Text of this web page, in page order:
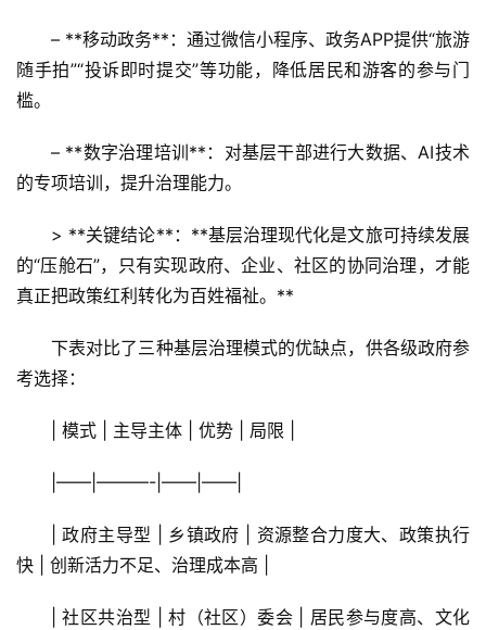
– **移动政务**：通过微信小程序、政务APP提供“旅游
随手拍”“投诉即时提交”等功能，降低居民和游客的参与门
槛。
– **数字治理培训**：对基层干部进行大数据、AI技术
的专项培训，提升治理能力。
> **关键结论**：**基层治理现代化是文旅可持续发展
的“压舱石”，只有实现政府、企业、社区的协同治理，才能
真正把政策红利转化为百姓福祉。**
下表对比了三种基层治理模式的优缺点，供各级政府参
考选择：
| 模式 | 主导主体 | 优势 | 局限 |
|——|———-|——|——|
| 政府主导型 | 乡镇政府 | 资源整合力度大、政策执行
快 | 创新活力不足、治理成本高 |
| 社区共治型 | 村（社区）委会 | 居民参与度高、文化